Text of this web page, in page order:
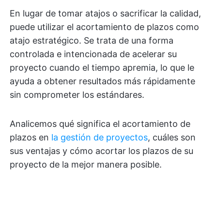
En lugar de tomar atajos o sacrificar la calidad,
puede utilizar el acortamiento de plazos como
atajo estratégico. Se trata de una forma
controlada e intencionada de acelerar su
proyecto cuando el tiempo apremia, lo que le
ayuda a obtener resultados más rápidamente
sin comprometer los estándares.
Analicemos qué significa el acortamiento de
plazos en la gestión de proyectos, cuáles son
sus ventajas y cómo acortar los plazos de su
proyecto de la mejor manera posible.